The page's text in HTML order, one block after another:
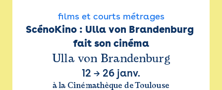
films et courts métrages
ScénoKino : Ulla von Brandenburg
fait son cinéma
Ulla von Brandenburg
12 → 26 janv.
à la Cinémathèque de Toulouse